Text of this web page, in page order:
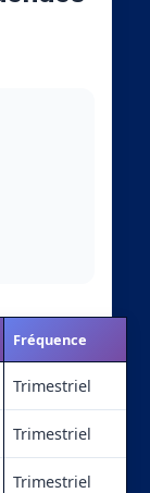
Fréquence
Trimestriel
Trimestriel
Trimestriel